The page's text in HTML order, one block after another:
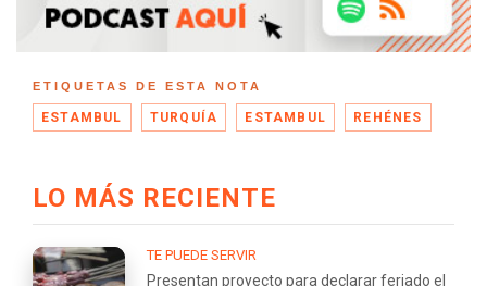
ETIQUETAS DE ESTA NOTA
ESTAMBUL TURQUÍA ESTAMBUL REHÉNES
LO MÁS RECIENTE
TE PUEDE SERVIR
Presentan proyecto para declarar feriado el